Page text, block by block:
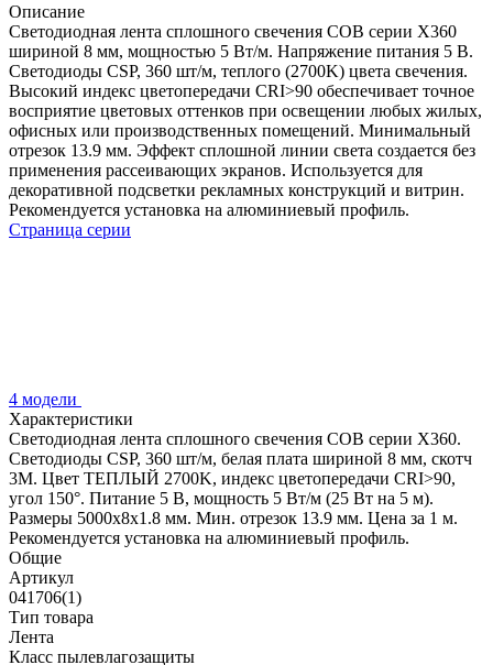
Описание
Светодиодная лента сплошного свечения COB серии X360
шириной 8 мм, мощностью 5 Вт/м. Напряжение питания 5 В.
Светодиоды CSP, 360 шт/м, теплого (2700K) цвета свечения.
Высокий индекс цветопередачи CRI>90 обеспечивает точное
восприятие цветовых оттенков при освещении любых жилых,
офисных или производственных помещений. Минимальный
отрезок 13.9 мм. Эффект сплошной линии света создается без
применения рассеивающих экранов. Используется для
декоративной подсветки рекламных конструкций и витрин.
Рекомендуется установка на алюминиевый профиль.
Страница серии
4 модели
Характеристики
Светодиодная лента сплошного свечения COB серии X360.
Светодиоды CSP, 360 шт/м, белая плата шириной 8 мм, скотч
3M. Цвет ТЕПЛЫЙ 2700K, индекс цветопередачи CRI>90,
угол 150°. Питание 5 В, мощность 5 Вт/м (25 Вт на 5 м).
Размеры 5000х8х1.8 мм. Мин. отрезок 13.9 мм. Цена за 1 м.
Рекомендуется установка на алюминиевый профиль.
Общие
Артикул
041706(1)
Тип товара
Лента
Класс пылевлагозащиты